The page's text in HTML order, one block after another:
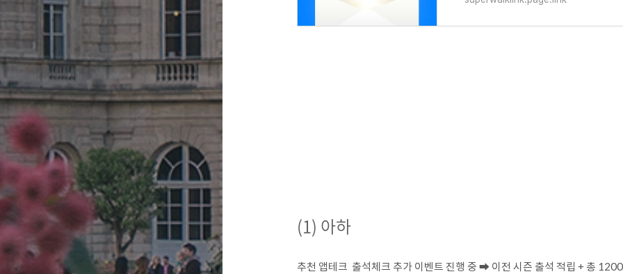
(1) 아하
추천 앱테크 출석체크 추가 이벤트 진행 중 ➡ 이전 시즌 출석 적립 + 총